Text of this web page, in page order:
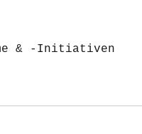
& -Initiativen